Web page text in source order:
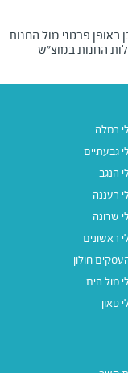
פרטני מול החנות
החנות במוצ"ש
רמלה
גבעתיים
הנגב
רעננה
שרונה
ראשונים
חולון
מול הים
טאון